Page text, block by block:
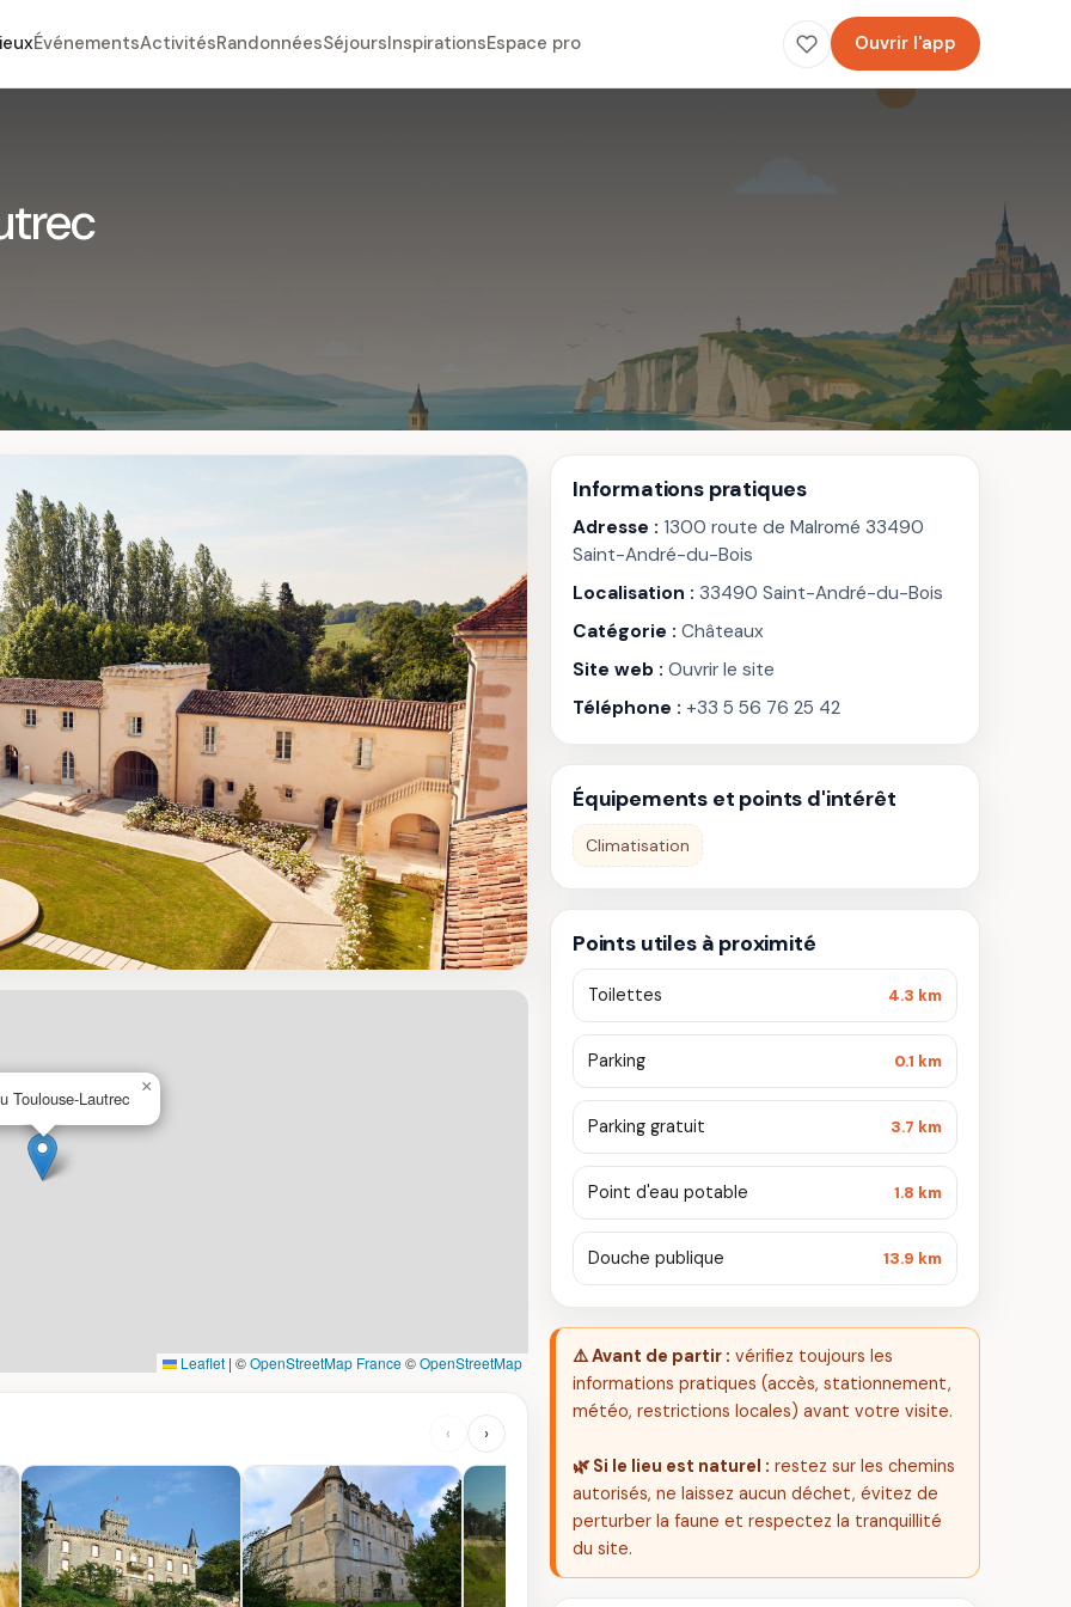
ÉvénementsActivitésRandonnéesSéjoursInspirationsEspace pro Ouvrir l'app
Toulouse-Lautrec
×
Leaflet | ©OpenStreetMap France©OpenStreetMap
‹ ›
Informations pratiques
Adresse : 1300 route de Malromé 33490
Saint-André-du-Bois
Localisation : 33490 Saint-André-du-Bois
Catégorie : Châteaux
Site web : Ouvrir le site
Téléphone : +33 5 56 76 25 42
Équipements et points d'intérêt
Climatisation
Points utiles à proximité
Toilettes 4.3 km
Parking 0.1 km
Parking gratuit 3.7 km
Point d'eau potable 1.8 km
Douche publique 13.9 km
⚠️ Avant de partir : vérifiez toujours les
informations pratiques (accès, stationnement,
météo, restrictions locales) avant votre visite.
🌿 Si le lieu est naturel : restez sur les chemins
autorisés, ne laissez aucun déchet, évitez de
perturber la faune et respectez la tranquillité
du site.